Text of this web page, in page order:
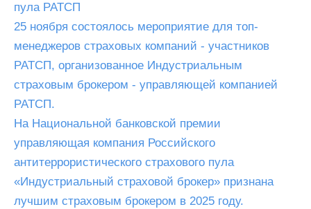
пула РАТСП
25 ноября состоялось мероприятие для топ-
менеджеров страховых компаний - участников
РАТСП, организованное Индустриальным
страховым брокером - управляющей компанией
РАТСП.
На Национальной банковской премии
управляющая компания Российского
антитеррористического страхового пула
«Индустриальный страховой брокер» признана
лучшим страховым брокером в 2025 году.